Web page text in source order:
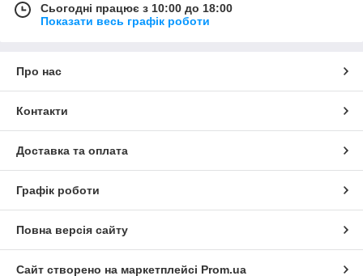
Сьогодні працює з 10:00 до 18:00
Показати весь графік роботи
Про нас
Контакти
Доставка та оплата
Графік роботи
Повна версія сайту
Сайт створено на маркетплейсі Prom.ua